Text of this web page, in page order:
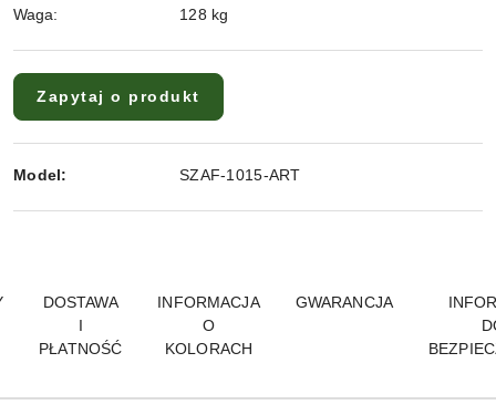
Waga: 128 kg
Zapytaj o produkt
Model: SZAF-1015-ART
DOSTAWA
I
PŁATNOŚĆ
INFORMACJA
O
KOLORACH
GWARANCJA